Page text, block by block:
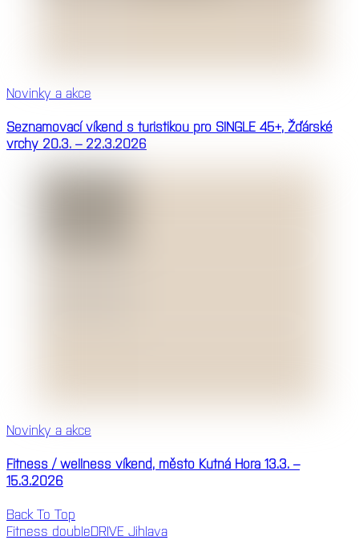
Novinky a akce
Seznamovací víkend s turistikou pro SINGLE 45+, Žďárské
vrchy 20.3. – 22.3.2026
Novinky a akce
Fitness / wellness víkend, město Kutná Hora 13.3. –
15.3.2026
Back To Top
Fitness doubleDRIVE Jihlava